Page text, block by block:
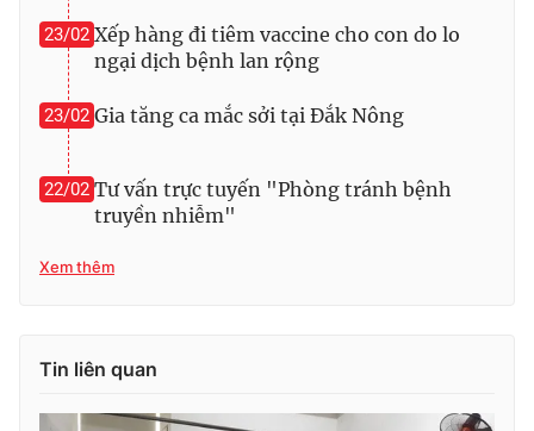
THỜI BÁO VTV
Theo dõi báo trên
Cơ quan chủ quản:Đài Truyền hình Việt Nam
Cơ quan báo chí:Thời báo VTV
Giấy phép hoạt động báo in và báo điện tử số 483/GP-BTTTT
Nguyễn Trọng Ninh
Tổng đài VTV:024.38 355 931 - 024.38 355 932
23/02 Xếp hàng đi tiêm vaccine cho con do lo
ngại dịch bệnh lan rộng
23/02 Gia tăng ca mắc sởi tại Đắk Nông
22/02 Tư vấn trực tuyến "Phòng tránh bệnh
truyền nhiễm"
Xem thêm
Tin liên quan